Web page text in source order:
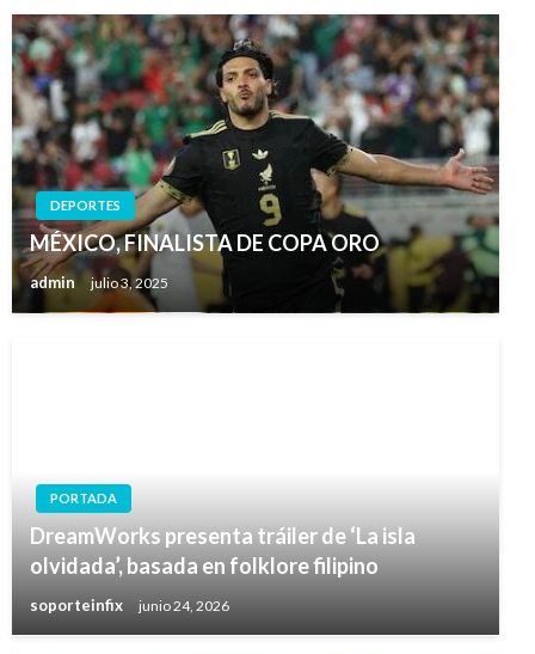
DEPORTES
MÉXICO, FINALISTA DE COPA ORO
admin julio 3, 2025
PORTADA
DreamWorks presenta tráiler de ‘La isla
olvidada’, basada en folklore filipino
soporteinfix junio 24, 2026